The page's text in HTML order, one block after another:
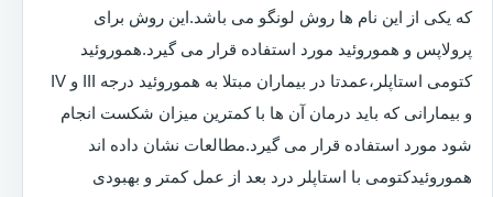
که یکی از این نام ها روش لونگو می باشد.این روش برای
پرولاپس و هموروئید مورد استفاده قرار می گیرد.هموروئید
کتومی استاپلر،عمدتا در بیماران مبتلا به هموروئید درجه III و IV
و بیمارانی که باید درمان آن ها با کمترین میزان شکست انجام
شود مورد استفاده قرار می گیرد.مطالعات نشان داده اند
هموروئیدکتومی با استاپلر درد بعد از عمل کمتر و بهبودی